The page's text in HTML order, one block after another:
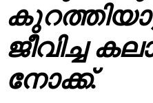
ജീവിച്ച
നോക്ക്.